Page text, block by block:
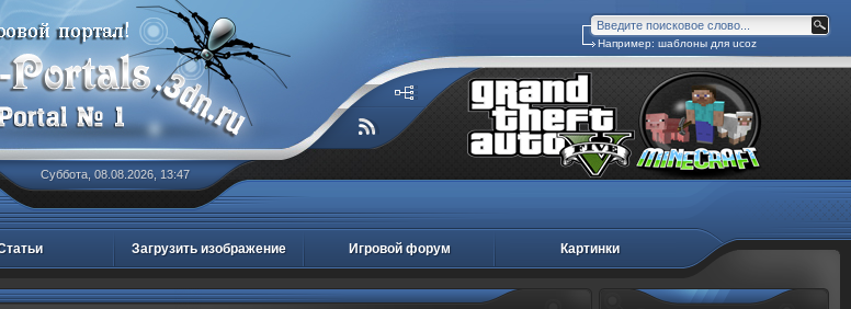
Например: шаблоны для ucoz
Суббота, 08.08.2026, 13:47
Загрузить изображение Игровой форум Картинки